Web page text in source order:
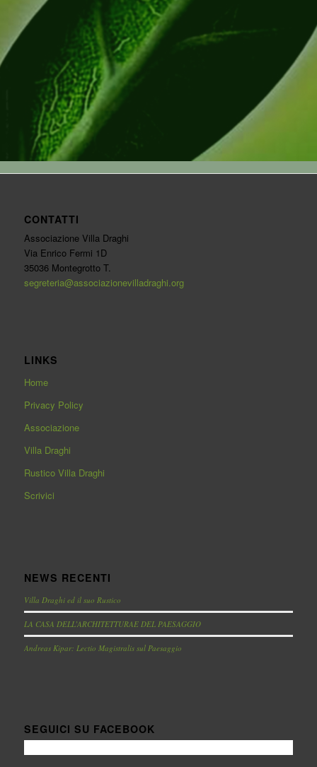
L’ASSOCIAZIONE
DEDICA IL TUO 5×1000 ALL’ASSOCIAZIONE VILLA
DRAGHI
PER VALORIZZARE E TUTELARE IL PARCO, LA
VILLA, IL PAESAGGIO E L’AMBIENTE
NELLA SCELTA DEL 5×1000 RIPORTA il C.F.
CONTATTI
Associazione Villa Draghi
Via Enrico Fermi 1D
35036 Montegrotto T.
segreteria@associazionevilladraghi.org
LINKS
Home
Privacy Policy
Associazione
Villa Draghi
Rustico Villa Draghi
Scrivici
NEWS RECENTI
Villa Draghi ed il suo Rustico
LA CASA DELL’ARCHITETTURAE DEL PAESAGGIO
Andreas Kipar: Lectio Magistralis sul Paesaggio
SEGUICI SU FACEBOOK